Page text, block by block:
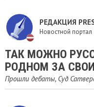
РЕДАКЦИЯ
Новостной портал
ТАК МОЖНО
РОДНОМ ЗА
Прошли дебаты, Суд